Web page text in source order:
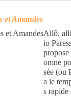
et Amandes
Allô,
io
omne
sée (ou
a le
s rapide